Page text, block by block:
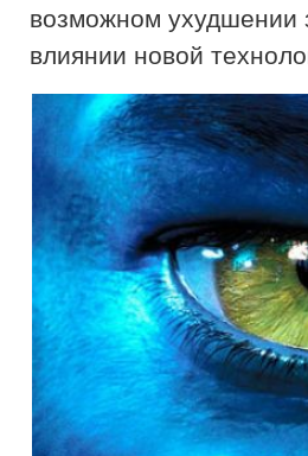
возможном ухудшении
влиянии новой